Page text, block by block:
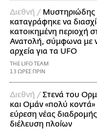
Διεθνή / Μυστηριώδης
καταγράφηκε να
κατοικημένη περιοχή
Ανατολή, σύμφωνα με
αρχεία για τα UFO
THE LIFO TEAM
13 ΩΡΕΣ ΠΡΙΝ
Διεθνή /Στενά του
και Ομάν «πολύ κοντά»
εύρεση νέας διαδρομής
διέλευση πλοίων